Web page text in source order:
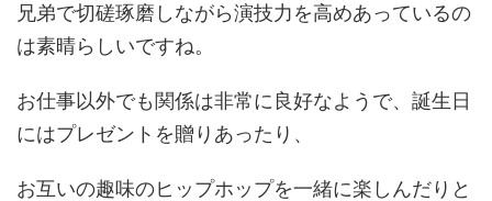
兄弟で切磋琢磨しながら演技力を高めあっているの
は素晴らしいですね。
お仕事以外でも関係は非常に良好なようで、誕生日
にはプレゼントを贈りあったり、
お互いの趣味のヒップホップを一緒に楽しんだりと